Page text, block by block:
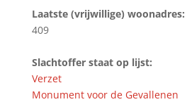
Laatste (vrijwillige) woonadres:
409
Slachtoffer staat op lijst:
Verzet
Monument voor de Gevallenen